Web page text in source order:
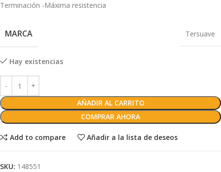
Terminación -Máxima resistencia
MARCA Tersuave
Hay existencias
AÑADIR AL CARRITO
COMPRAR AHORA
Add to compare Añadir a la lista de deseos
SKU: 148551